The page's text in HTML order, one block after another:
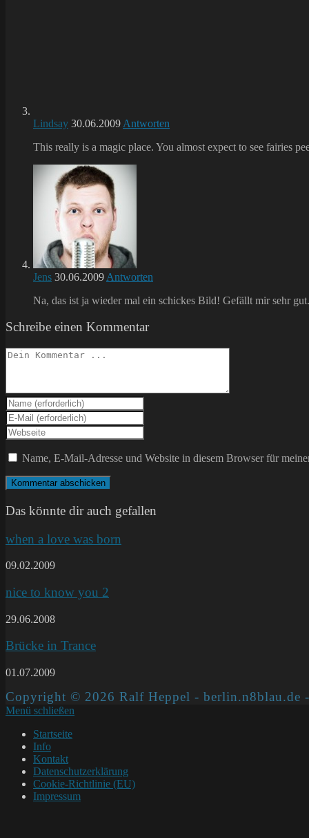
Lindsay 30.06.2009 Antworten
This really is a magic place. You almost expect to see fairies
Jens 30.06.2009 Antworten
Na, das ist ja wieder mal ein schickes Bild! Gefällt mir sehr gut.
Schreibe einen Kommentar
Kommentieren
Gib
deinen
Namen
oder
Benutzernamen
zum
Kommentieren
ein
Gib
deine
E-
Mail-
Adresse
zum
Kommentieren
Gib
deine
Website-
ein
(optional)
Name, E-Mail-Adresse und Website in diesem Browser für
Das könnte dir auch gefallen
when a love was born
09.02.2009
nice to know you 2
29.06.2008
Brücke in Trance
01.07.2009
Copyright © 2026 Ralf Heppel - berlin.n8blau.de
Menü schließen
Startseite
Info
Kontakt
Datenschutzerklärung
Cookie-Richtlinie (EU)
Impressum